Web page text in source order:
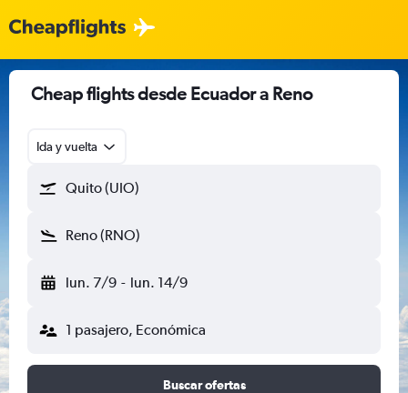
Cheap flights desde Ecuador a Reno
Ida y vuelta
Quito (UIO)
Reno (RNO)
lun. 7/9 - lun. 14/9
1 pasajero, Económica
Buscar ofertas